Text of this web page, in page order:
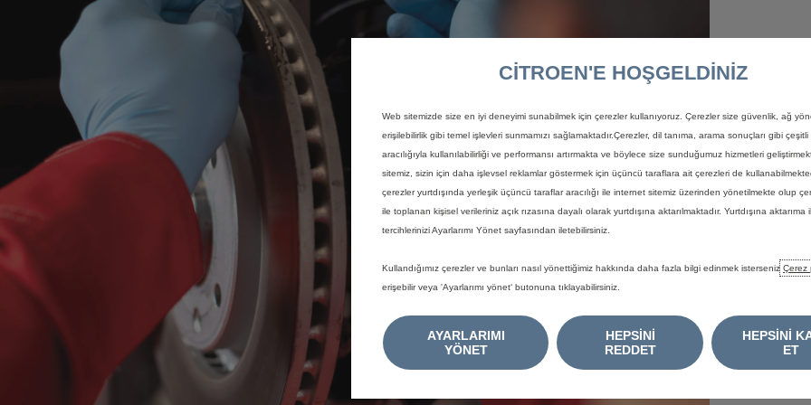
•
• Ön
• Ya
• Ya da
• Bu
hafif
Her
ve
Bu
danışın:
Bir
CITROEN'E HOŞGELDİNİZ
Web sitemizde size en iyi deneyimi sunabilmek için çerezler kullanıyoruz. Çerezler size güvenlik, ağ
erişilebilirlik gibi temel işlevleri sunmamızı sağlamaktadır.Çerezler, dil tanıma, arama sonuçları gibi çeşitli
aracılığıyla kullanılabilirliği ve performansı artırmakta ve böylece size sunduğumuz hizmetleri
sitemiz, sizin için daha işlevsel reklamlar göstermek için üçüncü taraflara ait çerezleri de
çerezler yurtdışında yerleşik üçüncü taraflar aracılığı ile internet sitemiz üzerinden yönetilmekte olup
ile toplanan kişisel verileriniz açık rızasına dayalı olarak yurtdışına aktarılmaktadır. Yurtdışına aktarıma
tercihlerinizi Ayarlarımı Yönet sayfasından iletebilirsiniz.
Kullandığımız çerezler ve bunları nasıl yönettiğimiz hakkında daha fazla bilgi edinmek isterseniz Çerez
erişebilir veya 'Ayarlarımı yönet‘ butonuna tıklayabilirsiniz.
AYARLARIMI
YÖNET
HEPSİNİ
ET
HEPSİNİ
REDDET